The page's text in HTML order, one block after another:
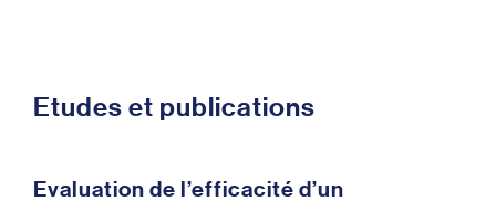
Etudes et publications
Evaluation de l’efficacité d’un